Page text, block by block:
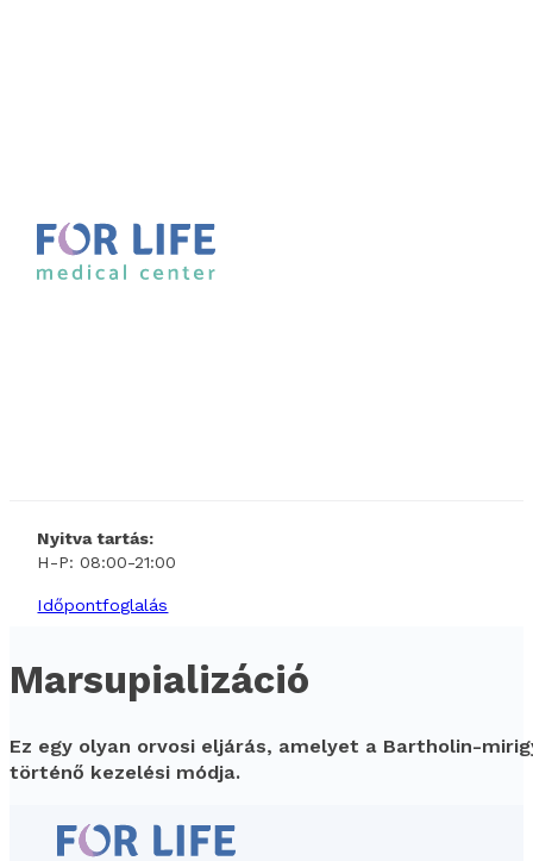
Nyitva tartás:
H-P: 08:00-21:00
Időpontfoglalás
Marsupializáció
Ez egy olyan orvosi eljárás, amelyet a Bartholin-
történő kezelési módja.